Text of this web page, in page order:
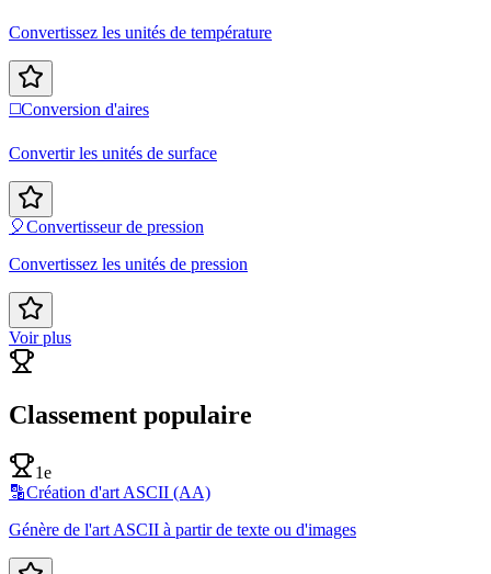
Convertissez les unités de température
◻️Conversion d'aires
Convertir les unités de surface
🎈Convertisseur de pression
Convertissez les unités de pression
Voir plus
Classement populaire
1e
🔡Création d'art ASCII (AA)
Génère de l'art ASCII à partir de texte ou d'images